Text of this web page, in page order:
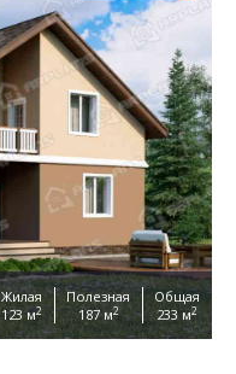
Жилая
123 м2
Полезная
187 м2
Общая
233 м2